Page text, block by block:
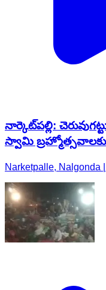
నార్కెట్​పల్లి:
స్వామి బ్రహ్మోత్సవాలకు
Narketpalle, Nalgonda